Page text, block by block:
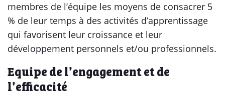
membres de l’équipe les moyens de consacrer 5
% de leur temps à des activités d’apprentissage
qui favorisent leur croissance et leur
développement personnels et/ou professionnels.
Equipe de l’engagement et de
l’efficacité